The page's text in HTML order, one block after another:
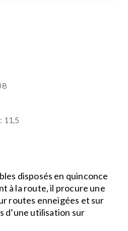
11,5
disposés en quinconce
à la route, il procure une
routes enneigées et sur
d’une utilisation sur